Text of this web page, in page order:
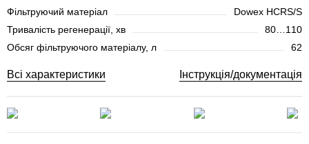
Фільтруючий матеріал
Dowex HCRS/S
Тривалість регенерації, хв
80…110
Обсяг фільтруючого матеріалу, л
62
Всі характеристики Інструкція/документація